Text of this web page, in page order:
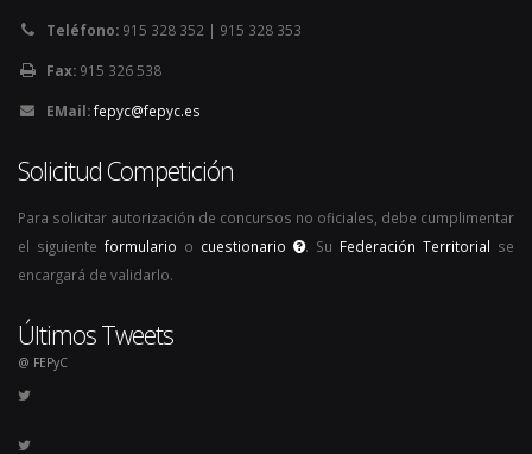
Teléfono: 915 328 352 | 915 328 353
Fax: 915 326 538
EMail:fepyc@fepyc.es
Solicitud Competición
Para solicitar autorización de concursos no oficiales, debe cumplimentar
el siguiente formulario o cuestionario . Su Federación Territorial se
encargará de validarlo.
Últimos Tweets
@ FEPyC